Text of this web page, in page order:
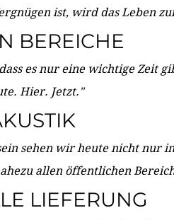
ist, wird das Leben
BEREICHE
es nur eine wichtige Zeit
Hier. Jetzt."
sehen wir heute nicht nur
allen öffentlichen
LIEFERUNG